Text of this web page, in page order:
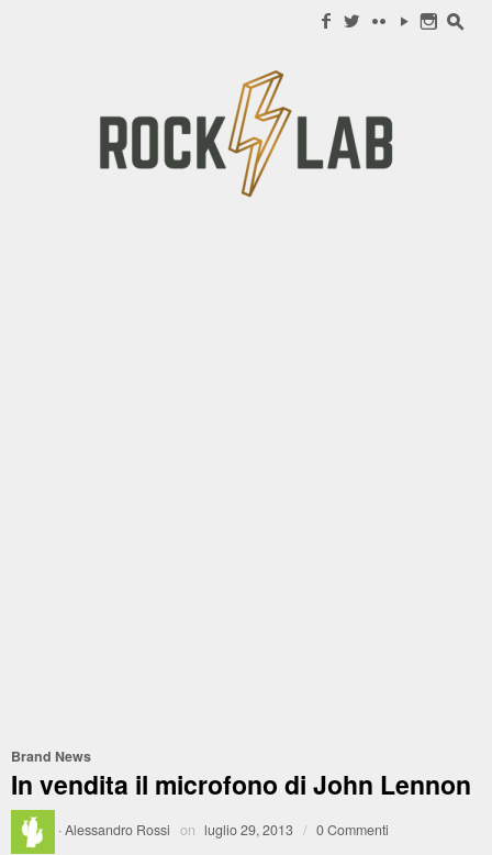
f w c y n s
Brand News
In vendita il microfono di John Lennon
·Alessandro Rossi on luglio 29, 2013 / 0 Commenti